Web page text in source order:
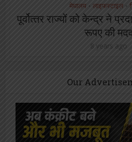
मेघालय • लाइफस्टाइल
पूर्वोत्‍तर राज्‍यों को केन्‍द्र ने
रूपए की
8 years ago
Our